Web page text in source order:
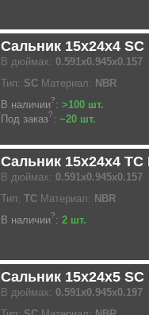
Сальник 15x24x4 SC
В дюймах: 0.591x0.945x0.157
Тип: SC Материал: NBR
В наличии?: >100 шт.
Под заказ?: ~20 шт.
Сальник 15x24x4 TC
В дюймах: 0.591x0.945x0.157
Тип: TC Материал: NBR
В наличии?: 2 шт.
Сальник 15x24x5 SC
В дюймах: 0.591x0.945x0.197